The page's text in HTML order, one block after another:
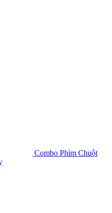
Combo Phím Chuột